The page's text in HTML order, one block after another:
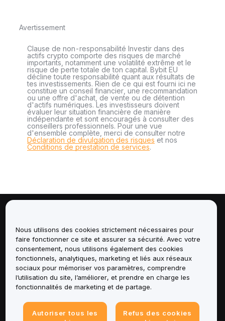
Avertissement
Clause de non-responsabilité Investir dans des
actifs crypto comporte des risques de marché
importants, notamment une volatilité extrême et le
risque de perte totale de ton capital. Bybit EU
décline toute responsabilité quant aux résultats de
tes investissements. Rien de ce qui est fourni ici ne
constitue un conseil financier, une recommandation
ou une offre d'achat, de vente ou de détention
d'actifs numériques. Les investisseurs doivent
évaluer leur situation financière de manière
indépendante et sont encouragés à consulter des
conseillers professionnels. Pour une vue
d'ensemble complète, merci de consulter notre
Déclaration de divulgation des risques et nos
Conditions de prestation de services.
Services
Assistance
Produits
Mentions légales
Nous utilisons des cookies strictement nécessaires pour
faire fonctionner ce site et assurer sa sécurité. Avec votre
consentement, nous utilisons également des cookies
fonctionnels, analytiques, marketing et liés aux réseaux
sociaux pour mémoriser vos paramètres, comprendre
l’utilisation du site, l’améliorer, et prendre en charge les
fonctionnalités de marketing et de partage.
Autoriser tous les
Refus des cookies